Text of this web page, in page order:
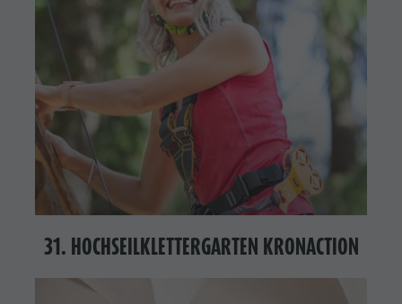
31. HOCHSEILKLETTERGARTEN KRONACTION